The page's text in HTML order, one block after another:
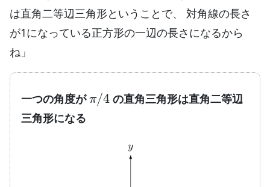
は直角二等辺三角形ということで、 対角線の長さ
が1になっている正方形の一辺の長さになるから
ね」
一つの角度が
/ 4
の直角三角形は直角二等辺
三角形になる